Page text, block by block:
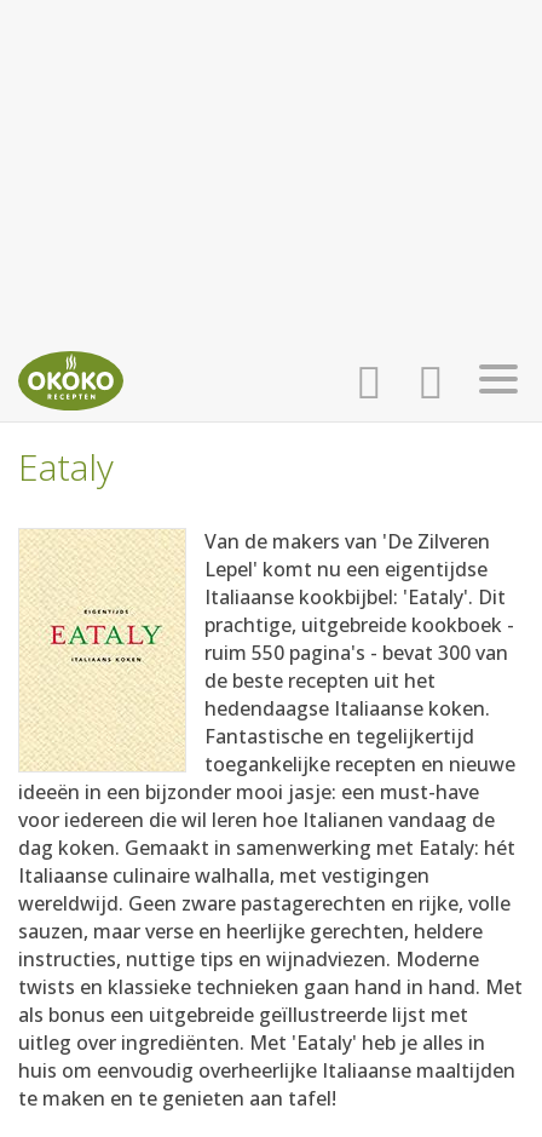
AANMELDEN
RECEPTEN
WEEKMENU'S
KOOKBOEKEN
Eataly
Van de makers van 'De Zilveren
Lepel' komt nu een eigentijdse
Italiaanse kookbijbel: 'Eataly'. Dit
prachtige, uitgebreide kookboek -
ruim 550 pagina's - bevat 300 van
de beste recepten uit het
hedendaagse Italiaanse koken.
Fantastische en tegelijkertijd
toegankelijke recepten en nieuwe
ideeën in een bijzonder mooi jasje: een must-have
voor iedereen die wil leren hoe Italianen vandaag de
dag koken. Gemaakt in samenwerking met Eataly: hét
Italiaanse culinaire walhalla, met vestigingen
wereldwijd. Geen zware pastagerechten en rijke, volle
sauzen, maar verse en heerlijke gerechten, heldere
instructies, nuttige tips en wijnadviezen. Moderne
twists en klassieke technieken gaan hand in hand. Met
als bonus een uitgebreide geïllustreerde lijst met
uitleg over ingrediënten. Met 'Eataly' heb je alles in
huis om eenvoudig overheerlijke Italiaanse maaltijden
te maken en te genieten aan tafel!